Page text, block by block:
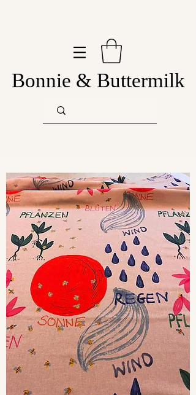
Bonnie & Buttermilk